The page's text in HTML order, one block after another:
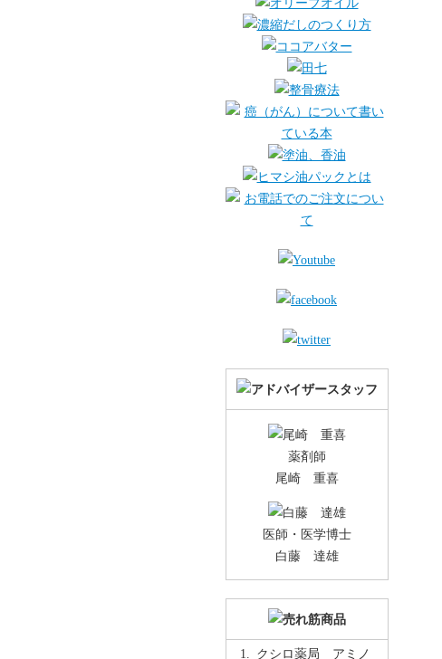
薬剤師
尾崎 重喜
医師・医学博士
白藤 達雄
クシロ薬局 アミノ